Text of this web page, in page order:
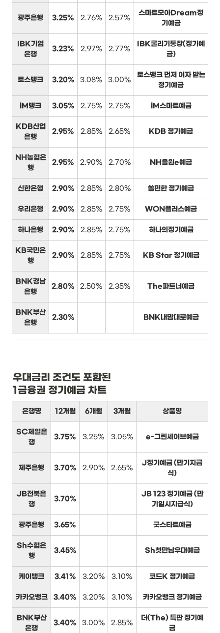
광주은행 3.25% 2.76% 2.57%
스마트모아Dream정
기예금
IBK기업
은행
3.23% 2.97% 2.77%
IBK굴리기통장(정기예
금)
토스뱅크 3.20% 3.08% 3.00%
토스뱅크 먼저 이자 받는
정기예금
iM뱅크 3.05% 2.75% 2.75% iM스마트예금
KDB산업
은행
2.95% 2.85% 2.65% KDB 정기예금
NH농협은
행
2.95% 2.90% 2.70% NH올원e예금
신한은행 2.90% 2.85% 2.80% 쏠편한 정기예금
우리은행 2.90% 2.85% 2.75% WON플러스예금
하나은행 2.90% 2.85% 2.75% 하나의정기예금
KB국민은
행
2.90% 2.85% 2.75% KB Star 정기예금
BNK경남
은행
2.80% 2.50% 2.35% The파트너예금
BNK부산
은행
2.30% BNK내맘대로예금
우대금리 조건도 포함된
1금융권 정기예금 차트
은행명 12개월 6개월 3개월 상품명
SC제일은
행
3.75% 3.25% 3.05% e-그린세이브예금
제주은행 3.70% 2.90% 2.65%
J정기예금 (만기지급
식)
JB전북은
행
3.70%
JB 123 정기예금 (만
기일시지급식)
광주은행 3.65% 굿스타트예금
Sh수협은
행
3.45% Sh첫만남우대예금
케이뱅크 3.41% 3.20% 3.10% 코드K 정기예금
카카오뱅크 3.40% 3.20% 3.10% 카카오뱅크 정기예금
BNK부산
은행
3.40% 3.00% 2.85%
더(The) 특판 정기예
금